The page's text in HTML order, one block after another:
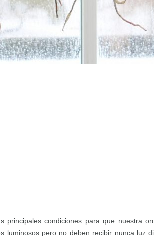
principales condiciones para que nuestra
luminosos pero no deben recibir nunca luz